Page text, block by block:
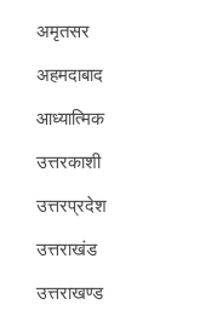
अमृतसर
अहमदाबाद
आध्यात्मिक
उत्तरकाशी
उत्तरप्रदेश
उत्तराखंड
उत्तराखण्ड